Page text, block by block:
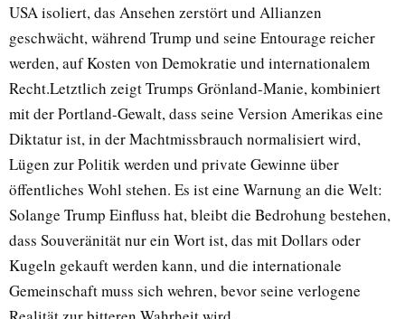
USA isoliert, das Ansehen zerstört und Allianzen
geschwächt, während Trump und seine Entourage reicher
werden, auf Kosten von Demokratie und internationalem
Recht.Letztlich zeigt Trumps Grönland-Manie, kombiniert
mit der Portland-Gewalt, dass seine Version Amerikas eine
Diktatur ist, in der Machtmissbrauch normalisiert wird,
Lügen zur Politik werden und private Gewinne über
öffentliches Wohl stehen. Es ist eine Warnung an die Welt:
Solange Trump Einfluss hat, bleibt die Bedrohung bestehen,
dass Souveränität nur ein Wort ist, das mit Dollars oder
Kugeln gekauft werden kann, und die internationale
Gemeinschaft muss sich wehren, bevor seine verlogene